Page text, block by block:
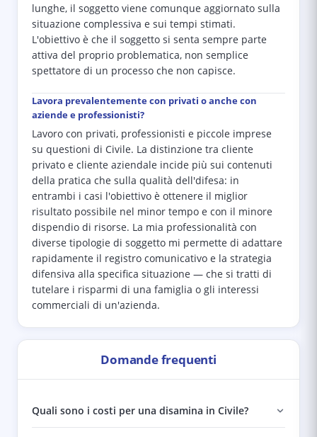
lunghe, il soggetto viene comunque aggiornato sulla
situazione complessiva e sui tempi stimati.
L'obiettivo è che il soggetto si senta sempre parte
attiva del proprio problematica, non semplice
spettatore di un processo che non capisce.
Lavora prevalentemente con privati o anche con
aziende e professionisti?
Lavoro con privati, professionisti e piccole imprese
su questioni di Civile. La distinzione tra cliente
privato e cliente aziendale incide più sui contenuti
della pratica che sulla qualità dell'difesa: in
entrambi i casi l'obiettivo è ottenere il miglior
risultato possibile nel minor tempo e con il minore
dispendio di risorse. La mia professionalità con
diverse tipologie di soggetto mi permette di adattare
rapidamente il registro comunicativo e la strategia
difensiva alla specifica situazione — che si tratti di
tutelare i risparmi di una famiglia o gli interessi
commerciali di un'azienda.
Domande frequenti
Quali sono i costi per una disamina in Civile?